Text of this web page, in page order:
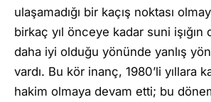
ulaşamadığı bir kaçış noktası
birkaç yıl önceye kadar suni işığın
daha iyi olduğu yönünde yanlış
vardı. Bu kör inanç, 1980’li yıllara
hakim olmaya devam etti; bu